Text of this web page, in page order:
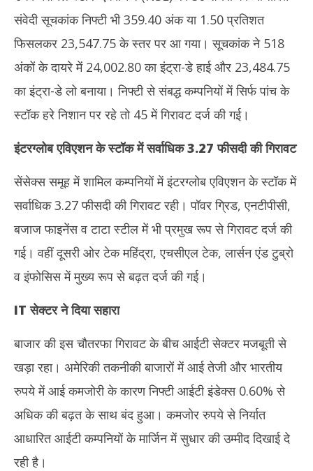
संवेदी सूचकांक निफ्टी भी 359.40 अंक या 1.50 प्रतिशत
फिसलकर 23,547.75 के स्तर पर आ गया। सूचकांक ने 518
अंकों के दायरे में 24,002.80 का इंट्रा-डे हाई और 23,484.75
का इंट्रा-डे लो बनाया। निफ्टी से संबद्ध कम्पनियों में सिर्फ पांच के
स्टॉक हरे निशान पर रहे तो 45 में गिरावट दर्ज की गई।
इंटरग्लोब एविएशन के स्टॉक में सर्वाधिक 3.27 फीसदी की गिरावट
सेंसेक्स समूह में शामिल कम्पनियों में इंटरग्लोब एविएशन के स्टॉक में
सर्वाधिक 3.27 फीसदी की गिरावट रही। पॉवर ग्रिड, एनटीपीसी,
बजाज फाइनेंस व टाटा स्टील में भी प्रमुख रूप से गिरावट दर्ज की
गई। वहीं दूसरी ओर टेक महिंद्रा, एचसीएल टेक, लार्सन एंड टुब्रो
व इंफोसिस में मुख्य रूप से बढ़त दर्ज की गई।
ITसेक्टर ने दिया सहारा
बाजार की इस चौतरफा गिरावट के बीच आईटी सेक्टर मजबूती से
खड़ा रहा। अमेरिकी तकनीकी बाजारों में आई तेजी और भारतीय
रुपये में आई कमजोरी के कारण निफ्टी आईटी इंडेक्स 0.60% से
अधिक की बढ़त के साथ बंद हुआ। कमजोर रुपये से निर्यात
आधारित आईटी कम्पनियों के मार्जिन में सुधार की उम्मीद दिखाई दे
रही है।